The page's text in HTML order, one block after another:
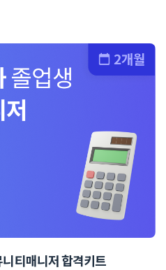
티매니저 합격키트